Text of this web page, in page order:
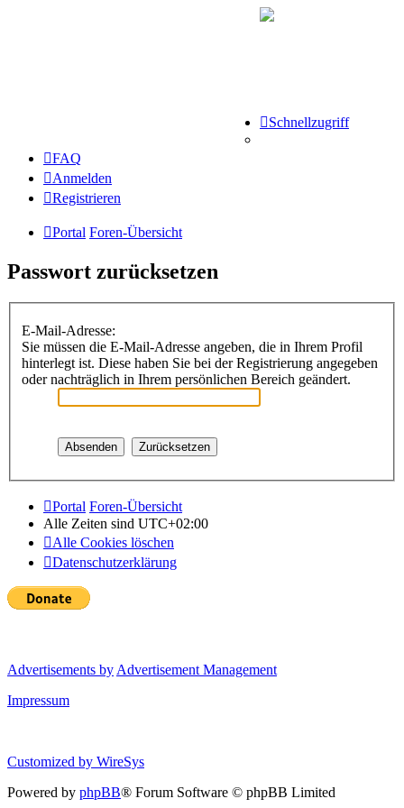
Schnellzugriff
FAQ
Anmelden
Registrieren
Portal Foren-Übersicht
Passwort zurücksetzen
E-Mail-Adresse:
Sie müssen die E-Mail-Adresse angeben, die in Ihrem Profil
hinterlegt ist. Diese haben Sie bei der Registrierung angegeben
oder nachträglich in Ihrem persönlichen Bereich geändert.
Portal Foren-Übersicht
Alle Zeiten sind UTC+02:00
Alle Cookies löschen
Datenschutzerklärung
Advertisements byAdvertisement Management
Impressum
Customized by WireSys
Powered by phpBB® Forum Software © phpBB Limited